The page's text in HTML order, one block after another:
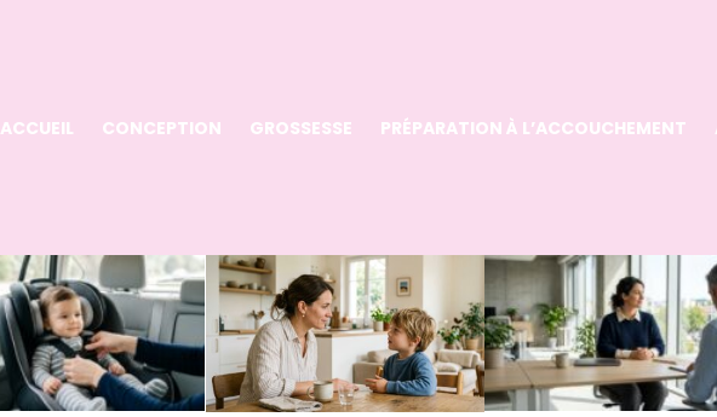
ACCUEIL CONCEPTION GROSSESSE PRÉPARATION À L’ACCOUCHEMENT